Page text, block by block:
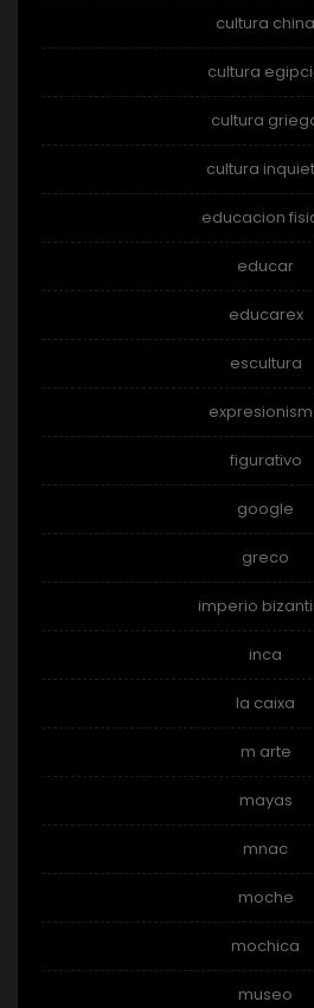
cultura china
cultura
cultura
cultura
educacion
educar
educarex
escultura
figurativo
google
greco
imperio
inca
la caixa
m arte
mayas
mnac
moche
mochica
museo